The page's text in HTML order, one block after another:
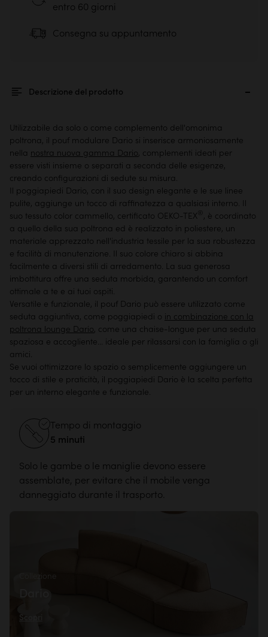
entro 60 giorni
Consegna su appuntamento
Descrizione del prodotto
Utilizzabile da solo o come complemento dell'omonima
poltrona, il pouf modulare Dario si inserisce armoniosamente
nella nostra nuova gamma Dario, complementi ideati per
essere visti insieme o separati a seconda delle esigenze,
creando configurazioni di sedute su misura.
Il poggiapiedi Dario, con il suo design elegante e le sue linee
pulite, aggiunge un tocco di raffinatezza a qualsiasi interno. Il
suo tessuto color cammello, certificato OEKO-TEX
, è coordinato
a quello della sua poltrona ed è realizzato in poliestere, un
materiale apprezzato nell'industria tessile per la sua robustezza
e facilità di manutenzione. Il suo colore chiaro si abbina
facilmente a diversi stili di arredamento. La sua generosa
imbottitura offre una seduta morbida, garantendo un comfort
ottimale a te e ai tuoi ospiti.
Versatile e funzionale, il pouf Dario può essere utilizzato come
seduta aggiuntiva, come poggiapiedi o in combinazione con la
poltrona lounge Dario, come una chaise-longue per una seduta
spaziosa e accogliente... ideale per rilassarsi con la famiglia o gli
amici.
Se vuoi ottimizzare lo spazio o semplicemente aggiungere un
tocco di stile e praticità, il poggiapiedi Dario è la scelta perfetta
per un interno elegante e funzionale.
Tempo di montaggio
5 minuti
Solo le gambe o le maniglie devono essere
assemblate, per evitare che il mobile venga
danneggiato durante il trasporto.
Collezione
Dario
Scopri